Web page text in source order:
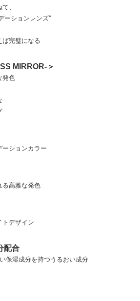
、
ーションレンズ”
ば完璧になる
MIRROR-＞
発色
ーションカラー
る高雅な発色
トデザイン
配合
保湿成分を持つうるおい成分